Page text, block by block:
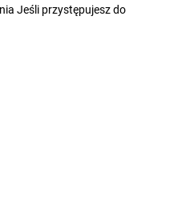
Jeśli przystępujesz do